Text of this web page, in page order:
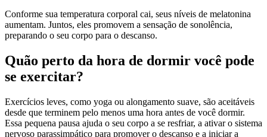
Conforme sua temperatura corporal cai, seus níveis de melatonina
aumentam. Juntos, eles promovem a sensação de sonolência,
preparando o seu corpo para o descanso.
Quão perto da hora de dormir você pode
se exercitar?
Exercícios leves, como yoga ou alongamento suave, são aceitáveis
desde que terminem pelo menos uma hora antes de você dormir.
Essa pequena pausa ajuda o seu corpo a se resfriar, a ativar o sistema
nervoso parassimpático para promover o descanso e a iniciar a